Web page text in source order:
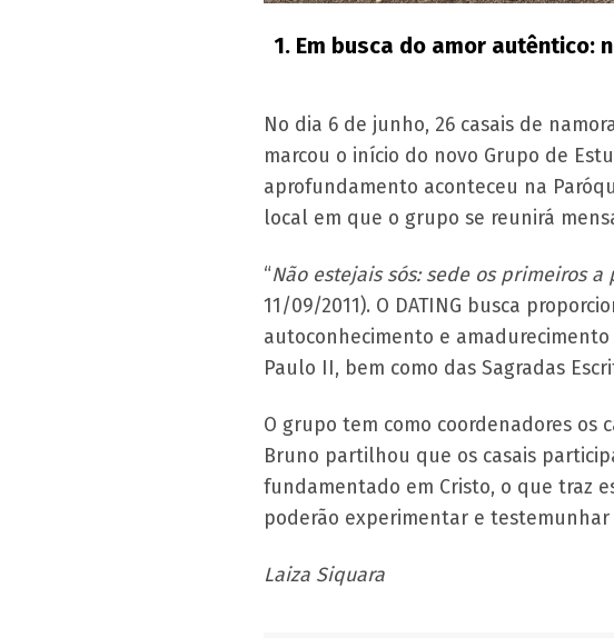
1. Em busca do amor autêntico:
No dia 6 de junho, 26 casais de
marcou o início do novo Grupo de
aprofundamento aconteceu na
local em que o grupo se reunirá
“Não estejais sós: sede os primeiros
11/09/2011). O DATING busca
autoconhecimento e
Paulo II, bem como das Sagradas
O grupo tem como coordenadores os
Bruno partilhou que os casais
fundamentado em Cristo, o que traz
poderão experimentar e testemunhar
Laiza Siquara